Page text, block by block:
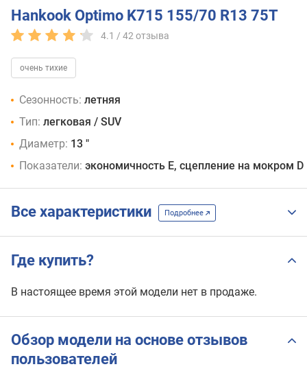
Hankook Optimo K715 155/70 R13 75T
4.1 /42 отзыва
очень тихие
Сезонность: летняя
Тип: легковая / SUV
Диаметр: 13 "
Показатели: экономичность E, сцепление на мокром D
Все характеристики Подробнее
Где купить?
В настоящее время этой модели нет в продаже.
Обзор модели на основе отзывов
пользователей